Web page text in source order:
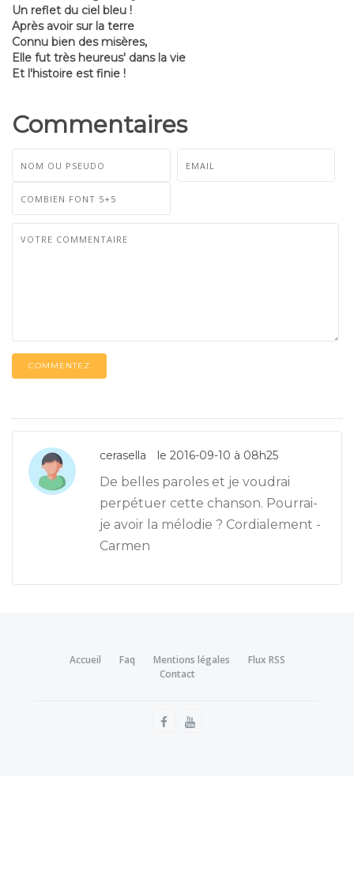
Un reflet du ciel bleu !
Après avoir sur la terre
Connu bien des misères,
Elle fut très heureus' dans la vie
Et l'histoire est finie !
Commentaires
COMMENTEZ
cerasella le 2016-09-10 à 08h25
De belles paroles et je voudrai
perpétuer cette chanson. Pourrai-
je avoir la mélodie ? Cordialement -
Carmen
Accueil Faq Mentions légales
Flux RSS
Contact